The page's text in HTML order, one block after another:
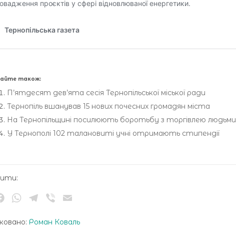
також:
П’ятдесят дев’ята сесія Тернопільської міської ради
Тернопіль вшанував 15 нових почесних громадян міста
На Тернопільщині посилюють боротьбу з торгівлею людьми
У Тернополі 102 талановиті учні отримають стипендії
FacebookWhatsApp
Telegram
Viber
Роман Коваль